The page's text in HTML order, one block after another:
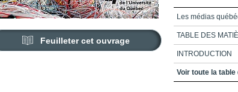
Feuilleter cet ouvrage
Les médias
TABLE DES
INTRODUCTION
L’ÉCOLE DES
Voir toute la